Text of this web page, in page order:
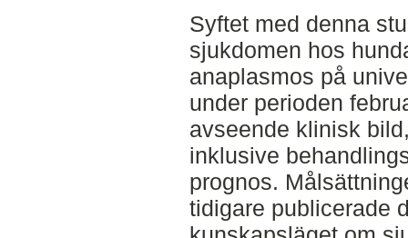
Syftet med denna
sjukdomen hos
anaplasmos på
under perioden
avseende klinisk
inklusive
prognos.
tidigare publicerade